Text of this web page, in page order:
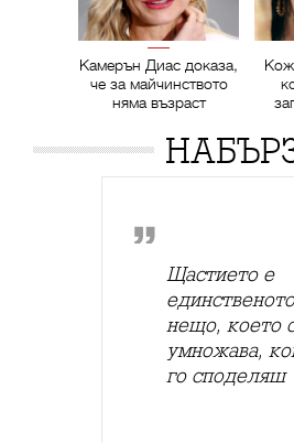
Камерън Диас доказа,
че за майчинството
няма възраст
Щастието е
единственото
нещо, което
умножава,
го споделяш